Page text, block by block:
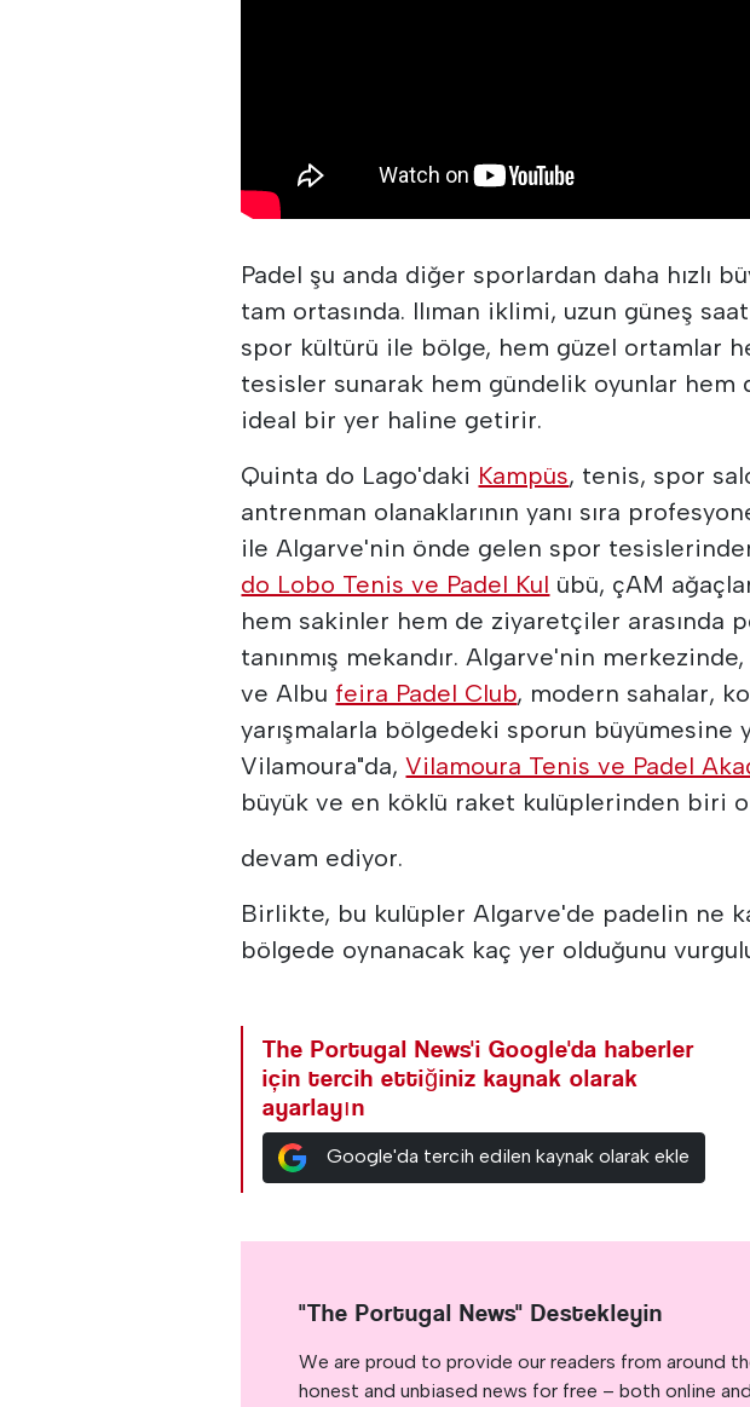
Padel şu anda diğer sporlardan daha hızlı
tam ortasında. Ilıman iklimi, uzun güneş
spor kültürü ile bölge, hem güzel ortamlar
tesisler sunarak hem gündelik oyunlar
ideal bir yer haline getirir.
Quinta do Lago'daki Kampüs, tenis, spor
antrenman olanaklarının yanı sıra
ile Algarve'nin önde gelen spor
do Lobo Tenis ve Padel Kul übü, çAM
hem sakinler hem de ziyaretçiler arasında
tanınmış mekandır. Algarve'nin
ve Albu feira Padel Club, modern sahalar,
yarışmalarla bölgedeki sporun büyümesine
Vilamoura"da,Vilamoura Tenis ve Padel
büyük ve en köklü raket kulüplerinden biri
devam ediyor.
Birlikte, bu kulüpler Algarve'de padelin ne
bölgede oynanacak kaç yer olduğunu
The Portugal News'i Google'da haberler
için tercih ettiğiniz kaynak olarak
ayarlayın
Google'da tercih edilen kaynak olarak ekle
"The Portugal News" Destekleyin
We are proud to provide our readers from around
honest and unbiased news for free – both online